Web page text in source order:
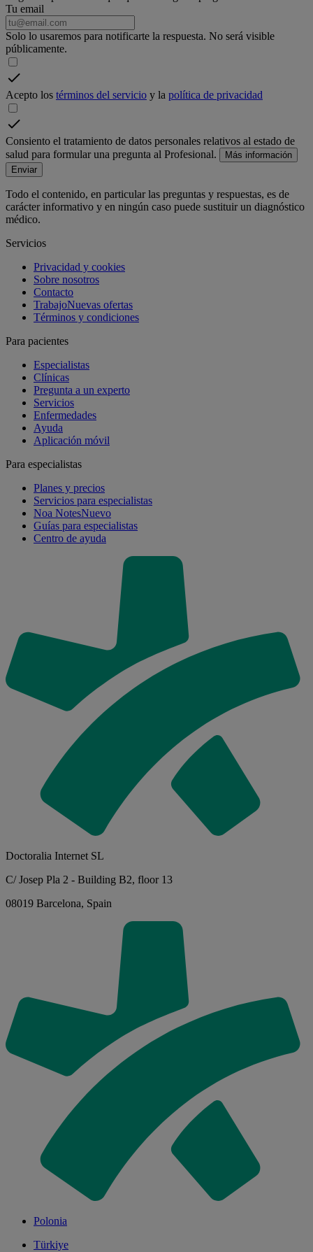
Tu email
Solo lo usaremos para notificarte la respuesta. No será visible
públicamente.
Acepto los términos del servicio y la política de privacidad
Consiento el tratamiento de datos personales relativos al estado de
salud para formular una pregunta al Profesional.
Más información
Enviar
Todo el contenido, en particular las preguntas y respuestas, es de
carácter informativo y en ningún caso puede sustituir un diagnóstico
médico.
Servicios
Privacidad y cookies
Sobre nosotros
Contacto
TrabajoNuevas ofertas
Términos y condiciones
Para pacientes
Especialistas
Clínicas
Pregunta a un experto
Servicios
Enfermedades
Ayuda
Aplicación móvil
Para especialistas
Planes y precios
Servicios para especialistas
Noa NotesNuevo
Guías para especialistas
Centro de ayuda
Doctoralia Internet SL
C/ Josep Pla 2 - Building B2, floor 13
08019 Barcelona, Spain
Polonia
Türkiye